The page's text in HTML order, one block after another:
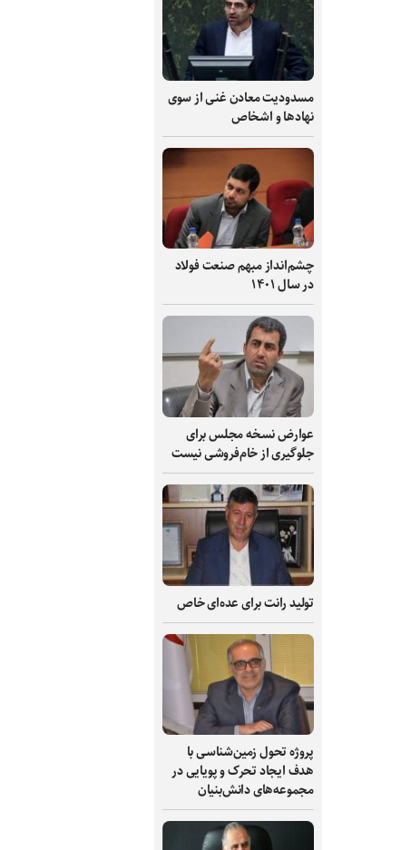
مسدودیت معادن غنی از سوی
نهادها و اشخاص
چشم‌انداز مبهم صنعت فولاد
در سال ۱۴۰۱
عوارض نسخه مجلس برای
جلوگیری از خام‌فروشی نیست
تولید رانت برای عده‌ای خاص
پروژه تحول زمین‌شناسی با
هدف ایجاد تحرک و پویایی در
مجموعه‌های دانش‌بنیان